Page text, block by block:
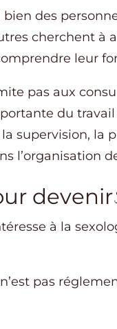
des
cherchent
leur
pas aux
du
supervision, la
l’organisation
devenir
à la
pas